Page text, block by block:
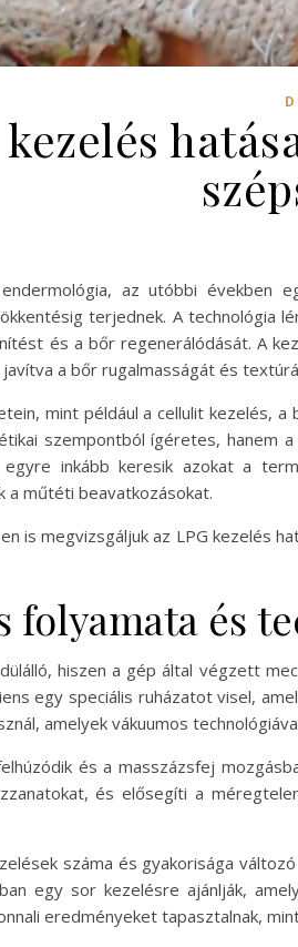
kezelés
az utóbbi években
terjednek. A technológia
és a bőr regenerálódását. A
a bőr rugalmasságát és
mint például a cellulit kezelés,
szempontból ígéretes, hanem
inkább keresik azokat a
a műtéti beavatkozásokat.
is megvizsgáljuk az LPG kezelés
folyamata és
hiszen a gép által végzett
egy speciális ruházatot visel,
amelyek vákuumos
és a masszázsfej
és elősegíti a
száma és gyakorisága
egy sor kezelésre ajánlják,
eredményeket tapasztalnak,